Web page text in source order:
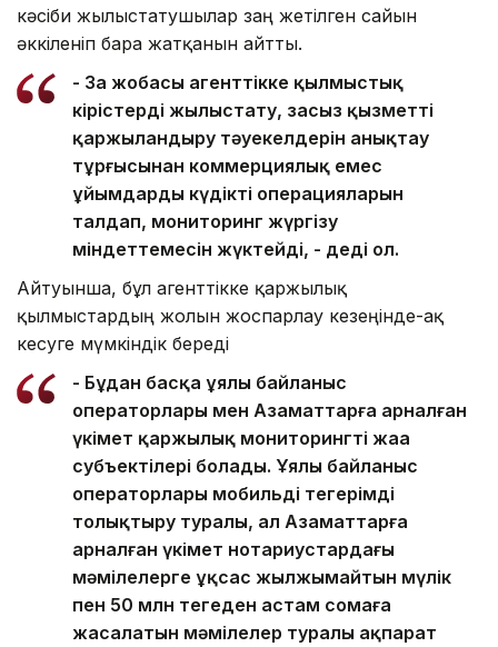
кәсіби жылыстатушылар заң жетілген сайын
әккіленіп бара жатқанын айтты.
- Заң жобасы агенттікке қылмыстық
кірістерді жылыстату, заңсыз қызметті
қаржыландыру тәуекелдерін анықтау
тұрғысынан коммерциялық емес
ұйымдардың күдікті операцияларын
талдап, мониторинг жүргізу
міндеттемесін жүктейді, - деді ол.
Айтуынша, бұл агенттікке қаржылық
қылмыстардың жолын жоспарлау кезеңінде-ақ
кесуге мүмкіндік береді
- Бұдан басқа ұялы байланыс
операторлары мен Азаматтарға арналған
үкімет қаржылық мониторингтің жаңа
субъектілері болады. Ұялы байланыс
операторлары мобильді теңгерімді
толықтыру туралы, ал Азаматтарға
арналған үкімет нотариустардағы
мәмілелерге ұқсас жылжымайтын мүлік
пен 50 млн теңгеден астам сомаға
жасалатын мәмілелер туралы ақпарат